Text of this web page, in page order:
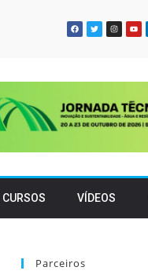
CURSOS VÍDEOS
Parceiros